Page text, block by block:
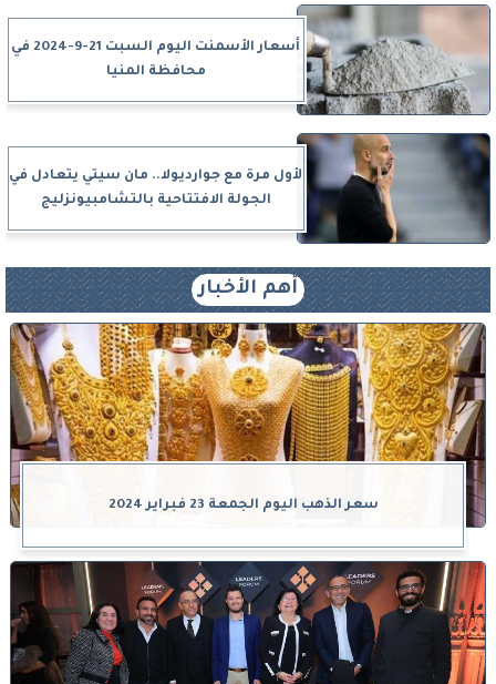
أسعار الأسمنت اليوم السبت 21-9-2024 في
محافظة المنيا
لأول مرة مع جوارديولا.. مان سيتي يتعادل في
الجولة الافتتاحية بالتشامبيونزليج
أهم الأخبار
سعر الذهب اليوم الجمعة 23 فبراير 2024